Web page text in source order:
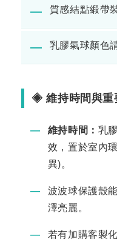
― 質感結點緞帶
― 乳膠氣球顏色
◈ 維持時間與重
― 維持時間： 乳
效，置於室內
異)。
―
波波球保護殼
澤亮麗。
―
若有加購客製